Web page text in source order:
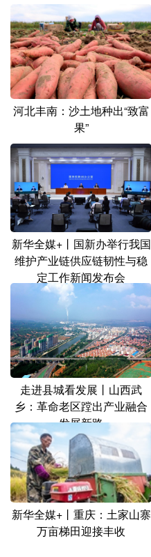
陕西 甘肃
新疆 内蒙古
多语种频道
Русский язык
Deutsch Português
河北丰南：沙土地种出“致富
果”
新华全媒+丨国新办举行我国
维护产业链供应链韧性与稳
定工作新闻发布会
走进县城看发展丨山西武
乡：革命老区蹚出产业融合
发展新路
新华全媒+丨重庆：土家山寨
万亩梯田迎接丰收